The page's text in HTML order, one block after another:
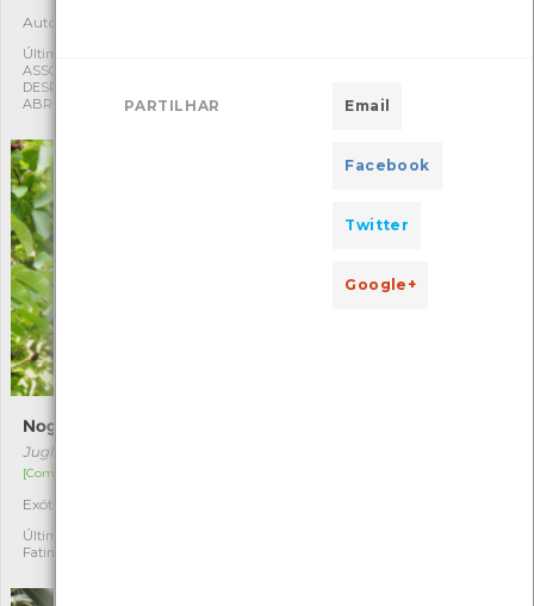
Autóctone
Última observação por:
ASSOCIAÇÃO CULTURAL E
DESPORTIVA CAPITÃES DE
ABRIL
Nogueira
Juglans regia
[Comum]
Exótica
Última observação por:
Fatima Camilo
PARTILHAR Email
Facebook
Twitter
Google+